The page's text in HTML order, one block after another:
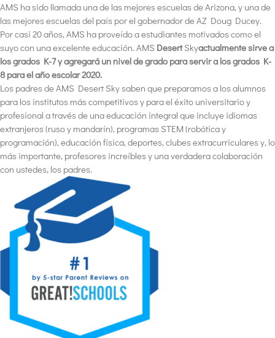
AMS ha sido llamada una de las mejores escuelas de Arizona, y una de
las mejores escuelas del país por el gobernador de AZ Doug Ducey.
Por casi 20 años, AMS ha proveído a estudiantes motivados como el
suyo con una excelente educación. AMS DesertSkyactualmente sirve a
los grados K-7 y agregará un nivel de grado para servir a los grados K-
8 para el año escolar 2020.
Los padres de AMS Desert Sky saben que preparamos a los alumnos
para los institutos más competitivos y para el éxito universitario y
profesional a través de una educación integral que incluye idiomas
extranjeros (ruso y mandarín), programas STEM (robótica y
programación), educación física, deportes, clubes extracurriculares y, lo
más importante, profesores increíbles y una verdadera colaboración
con ustedes, los padres.